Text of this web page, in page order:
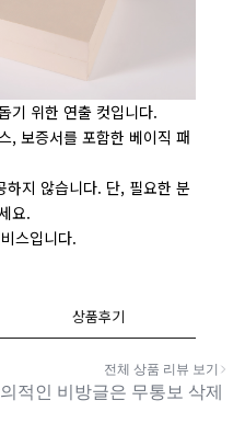
기 위한 연출 컷입니다.
, 보증서를 포함한 베이직 패
하지 않습니다. 단, 필요한 분
요.
스입니다.
상품후기